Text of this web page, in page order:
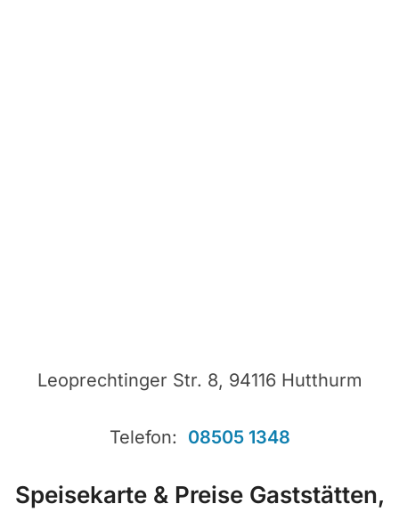
Leoprechtinger Str. 8, 94116 Hutthurm
Telefon: 08505 1348
Speisekarte & Preise Gaststätten,